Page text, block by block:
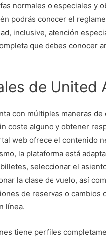
normales o especiales y
podrás conocer el
inclusive, atención
que debes conocer
de United
con múltiples maneras de
coste alguno y obtener
web ofrece el contenido
la plataforma está
seleccionar el
la clase de vuelo, así
de reservas o cambios
línea.
tiene perfiles